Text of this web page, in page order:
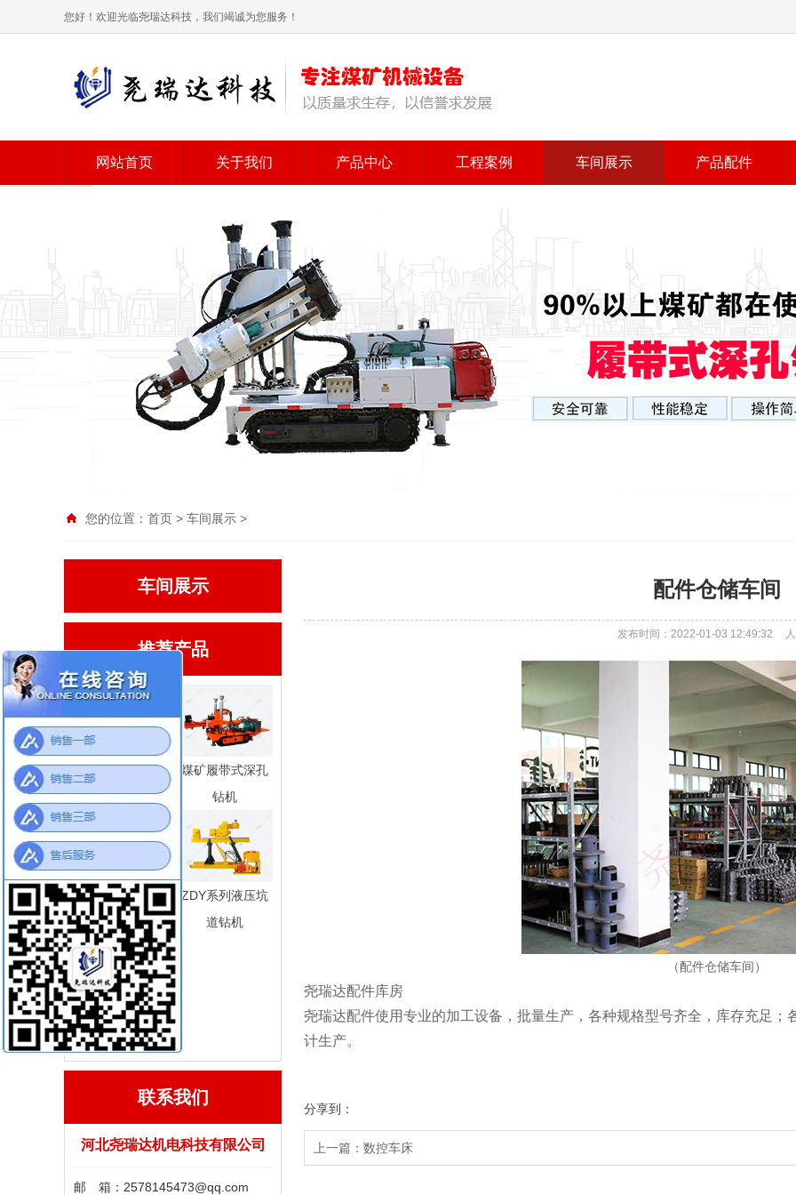
您好！欢迎光临尧瑞达科技，我们竭诚为您服务！
网站首页 关于我们 产品中心 工程案例 车间展示 产品配件
您的位置： 首页 > 车间展示 >
车间展示
推荐产品
CMS1系列履带
式液压坑道钻机
煤矿履带式深孔
钻机
气动架柱式钻机
ZDY系列液压坑
道钻机
全液压钢索取芯
钻机
联系我们
河北尧瑞达机电科技有限公司
邮 箱：2578145473@qq.com
配件仓储车间
发布时间：2022-01-03 12:49:32
（配件仓储车间）
尧瑞达配件库房
尧瑞达配件使用专业的加工设备，批量生产，各种规格型号齐全，库存充足
计生产。
分享到：
上一篇：数控车床